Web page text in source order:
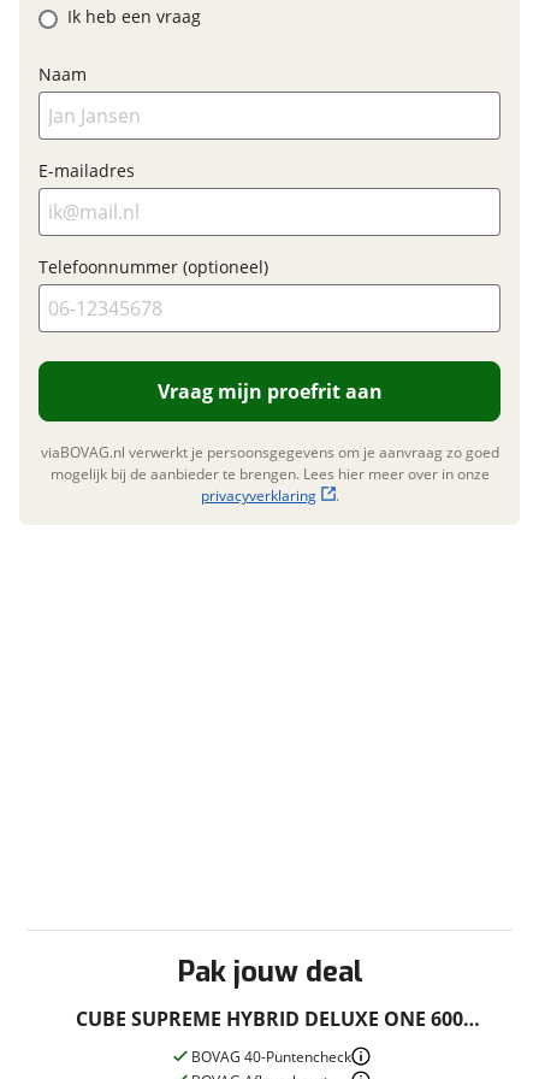
E-bike
Motormerk
Bosch
Financieel
BTW/marge
BTW
Bijtellingspercentage
Garanties
Fabrieksgarantie van
Pak jouw deal
CUBE SUPREME HYBRID DELUXE ONE 600
Lageinstap INDIGOBLUE/SWITCH EE54 EE54 2026
BOVAG 40-Puntencheck
Ik heb een vraag
Naam
E-mailadres
Telefoonnummer (optioneel)
Vraag mijn proefrit aan
viaBOVAG.nl verwerkt je persoonsgegevens om je aanvraag zo goed
mogelijk bij de aanbieder te brengen. Lees hier meer over in onze
privacyverklaring
.